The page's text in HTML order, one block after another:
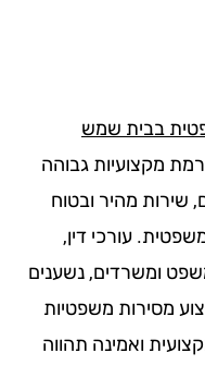
בבית שמש
גבוהה
מהיר ובטוח
עורכי דין,
נשענים
משפטיות
ואמינה תהווה